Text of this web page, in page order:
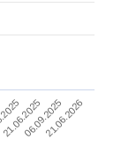
06.09.2025
21.06.202521.06.2026